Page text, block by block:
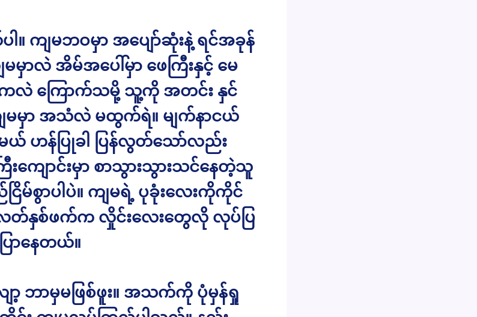
ကျမဘဝမှာ အပျော်ဆုံးနဲ့ ရင်အခုန်
မမှာလဲ အိမ်အပေါ်မှာ ဖေကြီးနှင့် မေ
ကလဲ ကြောက်သမို့ သူ့ကို အတင်း နှင်
မမှာ အသံလဲ မထွက်ရဲ။ မျက်နာငယ်
ယ် ဟန်ပြုခါ ပြန်လွတ်သော်လည်း
ကျောင်းမှာ စာသွားသွားသင်နေတဲ့သူ
မ်စွာပါပဲ။ ကျမရဲ့ ပုခုံးလေးကိုကိုင်
လတ်နှစ်ဖက်က လှိုင်းလေးတွေလို လုပ်ပြ
ောနေတယ်။
ာ့ ဘာမှမဖြစ်ဖူး။ အသက်ကို ပုံမှန်ရှု